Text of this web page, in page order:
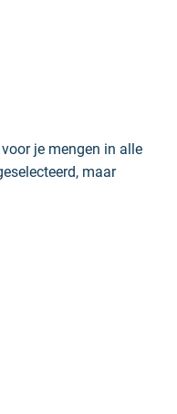
je mengen in alle
maar